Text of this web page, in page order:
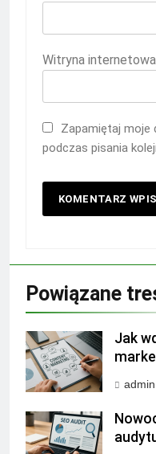
Witryna internetowa
Zapamiętaj moje
podczas pisania
Powiązane
Jak
admin